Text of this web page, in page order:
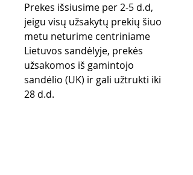
Prekes išsiusime per 2-5 d.d,
jeigu visų užsakytų prekių šiuo
metu neturime centriniame
Lietuvos sandėlyje, prekės
užsakomos iš gamintojo
sandėlio (UK) ir gali užtrukti iki
28 d.d.